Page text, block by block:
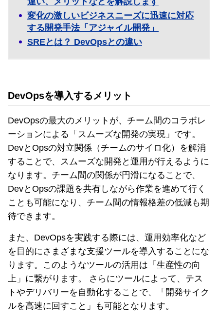
変化の激しいビジネスニーズに迅速に対応
する開発手法「アジャイル開発」
SREとは？ DevOpsとの違い
DevOpsを導入するメリット
DevOpsの最大のメリットが、チーム間のコラボレ
ーションによる「スムーズな開発の実現」です。
DevとOpsの対立関係（チームのサイロ化）を解消
することで、スムーズな開発と運用が行えるように
なります。チーム間の関係が円滑になることで、
DevとOpsの課題を共有しながら作業を進めて行く
ことも可能になり、チーム間の情報格差の低減も期
待できます。
また、DevOpsを実践する際には、運用効率化など
を目的にさまざまな支援ツールを導入することにな
ります。このようなツールの活用は「生産性の向
上」に繋がります。 さらにツールによって、テス
トやデリバリーを自動化することで、「開発サイク
ルを高速に回すこと」も可能となります。